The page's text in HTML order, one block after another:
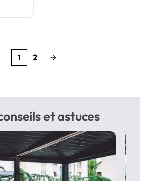
1 2 arrow_forward
et astuces